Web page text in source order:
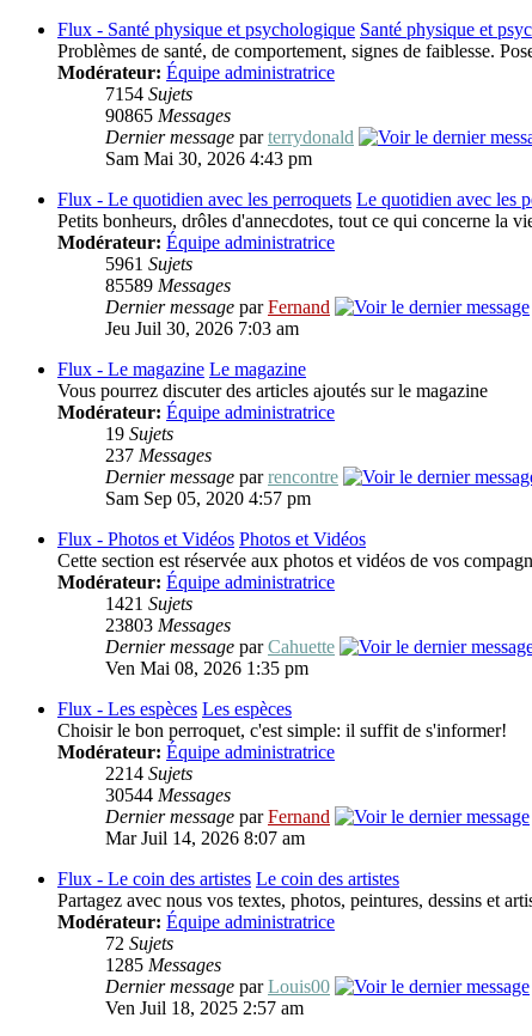
Flux - Santé physique et psychologique Santé physique et
Problèmes de santé, de comportement, signes de faiblesse.
Modérateur: Équipe administratrice
7154 Sujets
90865 Messages
Dernier message parterrydonald
Sam Mai 30, 2026 4:43 pm
Flux - Le quotidien avec les perroquets Le quotidien avec les
Petits bonheurs, drôles d'annecdotes, tout ce qui concerne la
Modérateur: Équipe administratrice
5961 Sujets
85589 Messages
Dernier message parFernand
Jeu Juil 30, 2026 7:03 am
Flux - Le magazine Le magazine
Vous pourrez discuter des articles ajoutés sur le magazine
Modérateur: Équipe administratrice
19 Sujets
237 Messages
Dernier message parrencontre
Sam Sep 05, 2020 4:57 pm
Flux - Photos et Vidéos Photos et Vidéos
Cette section est réservée aux photos et vidéos de vos
Modérateur: Équipe administratrice
1421 Sujets
23803 Messages
Dernier message parCahuette
Ven Mai 08, 2026 1:35 pm
Flux - Les espèces Les espèces
Choisir le bon perroquet, c'est simple: il suffit de s'informer!
Modérateur: Équipe administratrice
2214 Sujets
30544 Messages
Dernier message parFernand
Mar Juil 14, 2026 8:07 am
Flux - Le coin des artistes Le coin des artistes
Partagez avec nous vos textes, photos, peintures, dessins et
Modérateur: Équipe administratrice
72 Sujets
1285 Messages
Dernier message parLouis00
Ven Juil 18, 2025 2:57 am